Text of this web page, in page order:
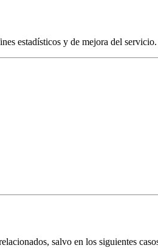
estadísticos y de mejora del servicio.
salvo en los siguientes